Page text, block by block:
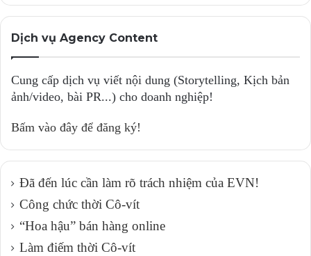
Dịch vụ Agency Content
Cung cấp dịch vụ viết nội dung (Storytelling, Kịch bản
ảnh/video, bài PR...) cho doanh nghiệp!
Bấm vào đây để đăng ký!
Đã đến lúc cần làm rõ trách nhiệm của EVN!
Công chức thời Cô-vít
“Hoa hậu” bán hàng online
Làm điếm thời Cô-vít